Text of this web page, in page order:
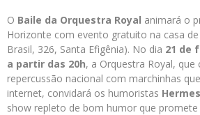
O Baile da Orquestra Royal animará o
Horizonte com evento gratuito na casa de
Brasil, 326, Santa Efigênia). No dia 21 de
a partir das 20h, a Orquestra Royal, que
repercussão nacional com marchinhas
internet, convidará os humoristas
show repleto de bom humor que